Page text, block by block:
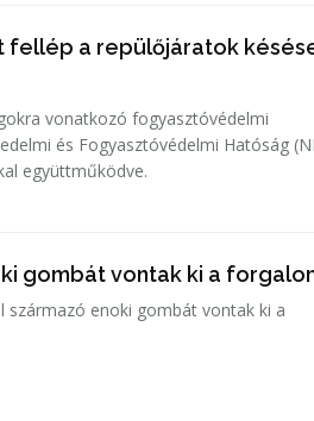
a repülőjáratok
vonatkozó fogyasztóvédelmi
és Fogyasztóvédelmi Hatóság
együttműködve.
gombát vontak ki a
enoki gombát vontak ki a